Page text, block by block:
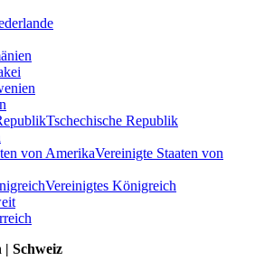
Tschechische Republik
Vereinigte Staaten von
Vereinigtes Königreich
| Schweiz